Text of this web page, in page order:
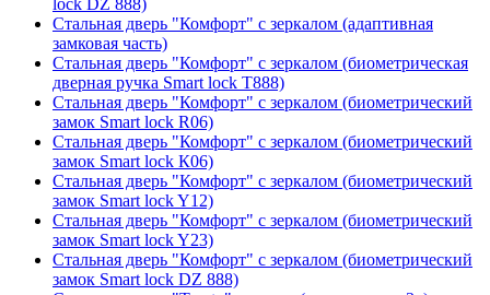
Стальная дверь "Комфорт" с зеркалом (адаптивная
замковая часть)
Стальная дверь "Комфорт" с зеркалом (биометрическая
дверная ручка Smart lock T888)
Стальная дверь "Комфорт" с зеркалом (биометрический
замок Smart lock R06)
Стальная дверь "Комфорт" с зеркалом (биометрический
замок Smart lock К06)
Стальная дверь "Комфорт" с зеркалом (биометрический
замок Smart lock Y12)
Стальная дверь "Комфорт" с зеркалом (биометрический
замок Smart lock Y23)
Стальная дверь "Комфорт" с зеркалом (биометрический
замок Smart lock DZ 888)